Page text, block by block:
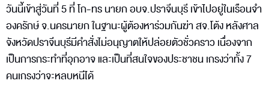
วันนี้เข้าสู่วันที่ 5 ที่ โก-ทร นายก อบจ.ปราจีนบุรี เข้าไปอยู่ในเรือนจำ
องครักษ์ จ.นครนายก ในฐานะผู้ต้องหาร่วมกันฆ่า สจ.โต้ง หลังศาล
จังหวัดปราจีนบุรีมีคำสั่งไม่อนุญาตให้ปล่อยตัวชั่วคราว เนื่องจาก
เป็นการกระทำที่อุกอาจ และเป็นที่สนใจของประชาชน เกรงว่าทั้ง 7
คนเกรงว่าจะหลบหนีได้